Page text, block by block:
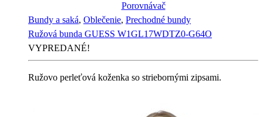
Porovnávač
Bundy a saká, Oblečenie, Prechodné bundy
Ružová bunda GUESS W1GL17WDTZ0-G64O
VYPREDANÉ!
Ružovo perleťová koženka so striebornými zipsami.